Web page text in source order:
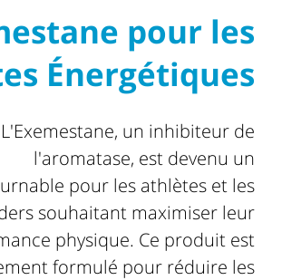
pour les
Énergétiques
L'Exemestane, un inhibiteur de
l'aromatase, est devenu un
pour les athlètes et les
souhaitant maximiser leur
physique. Ce produit est
formulé pour réduire les